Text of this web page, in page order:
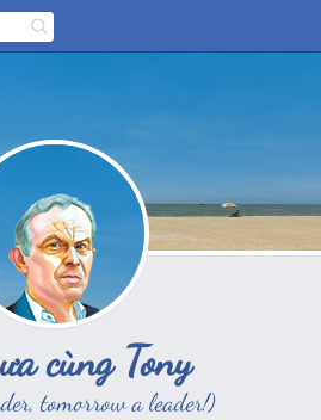
cùng Tony
tomorrow a leader!)